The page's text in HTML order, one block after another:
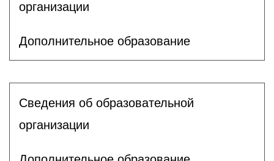
организации
Дополнительное образование
Сведения об образовательной
организации